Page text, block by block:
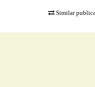
Similar